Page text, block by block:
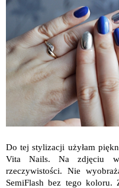
Do tej stylizacji użyłam
Vita Nails. Na zdjęciu
rzeczywistości. Nie
SemiFlash bez tego koloru.